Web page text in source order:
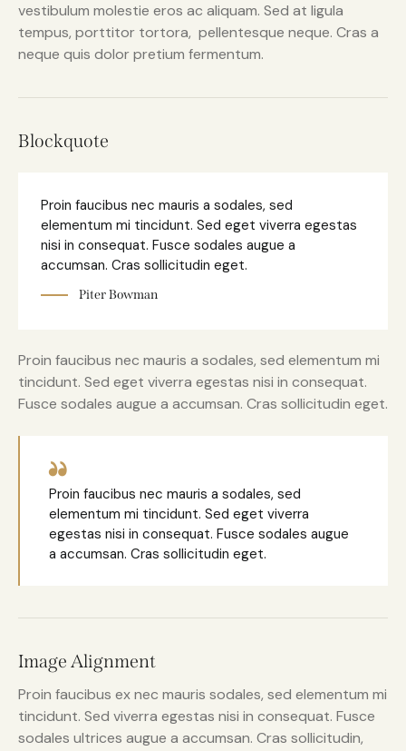
vestibulum molestie eros ac aliquam. Sed at ligula
tempus, porttitor tortora, pellentesque neque. Cras a
neque quis dolor pretium fermentum.
Blockquote
Proin faucibus nec mauris a sodales, sed
elementum mi tincidunt. Sed eget viverra egestas
nisi in consequat. Fusce sodales augue a
accumsan. Cras sollicitudin eget.
Piter Bowman
Proin faucibus nec mauris a sodales, sed elementum mi
tincidunt. Sed eget viverra egestas nisi in consequat.
Fusce sodales augue a accumsan. Cras sollicitudin eget.
Proin faucibus nec mauris a sodales, sed
elementum mi tincidunt. Sed eget viverra
egestas nisi in consequat. Fusce sodales augue
a accumsan. Cras sollicitudin eget.
Image Alignment
Proin faucibus ex nec mauris sodales, sed elementum mi
tincidunt. Sed viverra egestas nisi in consequat. Fusce
sodales ultrices augue a accumsan. Cras sollicitudin,